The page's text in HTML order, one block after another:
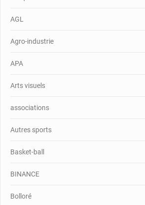
AGL
Agro-industrie
APA
Arts visuels
associations
Autres sports
Basket-ball
BINANCE
Bolloré